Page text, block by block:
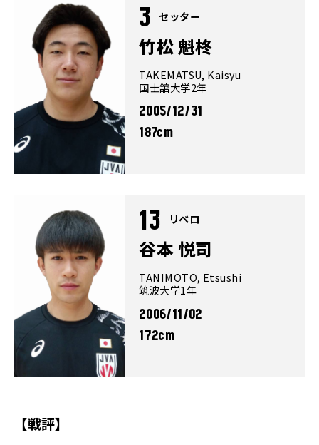
3 セッター
竹松 魁柊
TAKEMATSU, Kaisyu
国士舘大学2年
2005/12/31
187cm
13 リベロ
谷本 悦司
TANIMOTO, Etsushi
筑波大学1年
2006/11/02
172cm
【戦評】